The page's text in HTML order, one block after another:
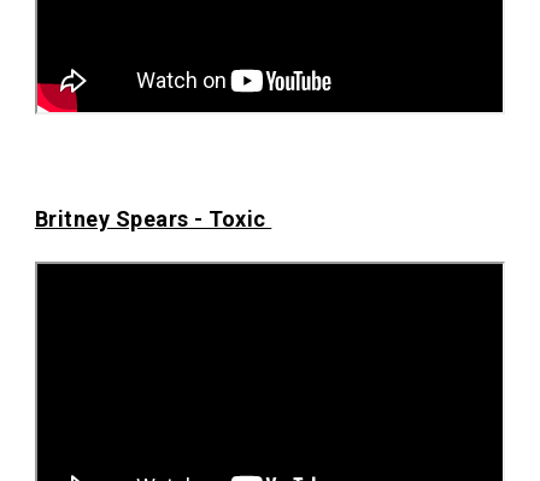
Britney Spears - Toxic